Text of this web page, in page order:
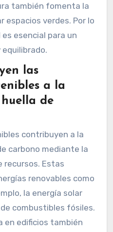
también fomenta la
espacios verdes. Por lo
esencial para un
las
a la
de
contribuyen a la
carbono mediante la
recursos. Estas
renovables como
la energía solar
combustibles fósiles.
en edificios también